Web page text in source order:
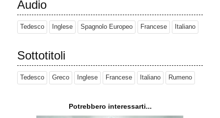
Audio
Tedesco Inglese Spagnolo Europeo Francese Italiano
Sottotitoli
Tedesco Greco Inglese Francese Italiano Rumeno
Potrebbero interessarti...